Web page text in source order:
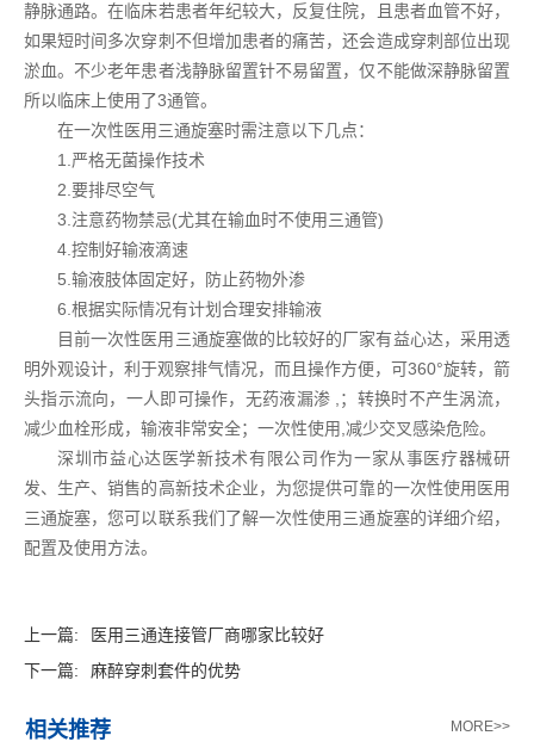
静脉通路。在临床若患者年纪较大，反复住院，且患者血管不好，
如果短时间多次穿刺不但增加患者的痛苦，还会造成穿刺部位出现
淤血。不少老年患者浅静脉留置针不易留置，仅不能做深静脉留置
所以临床上使用了3通管。
在一次性医用三通旋塞时需注意以下几点：
1.严格无菌操作技术
2.要排尽空气
3.注意药物禁忌(尤其在输血时不使用三通管)
4.控制好输液滴速
5.输液肢体固定好，防止药物外渗
6.根据实际情况有计划合理安排输液
目前一次性医用三通旋塞做的比较好的厂家有益心达，采用透
明外观设计，利于观察排气情况，而且操作方便，可360°旋转，箭
头指示流向，一人即可操作，无药液漏渗 ,；转换时不产生涡流，
减少血栓形成，输液非常安全；一次性使用,减少交叉感染危险。
深圳市益心达医学新技术有限公司作为一家从事医疗器械研
发、生产、销售的高新技术企业，为您提供可靠的一次性使用医用
三通旋塞，您可以联系我们了解一次性使用三通旋塞的详细介绍，
配置及使用方法。
上一篇:
医用三通连接管厂商哪家比较好
下一篇:
麻醉穿刺套件的优势
相关推荐 MORE>>